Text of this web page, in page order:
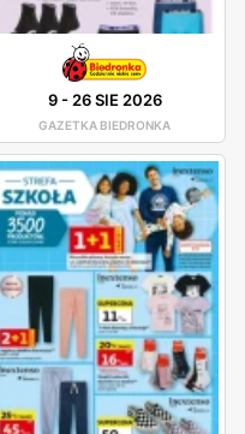
9- 26 SIE 2026
GAZETKA BIEDRONKA